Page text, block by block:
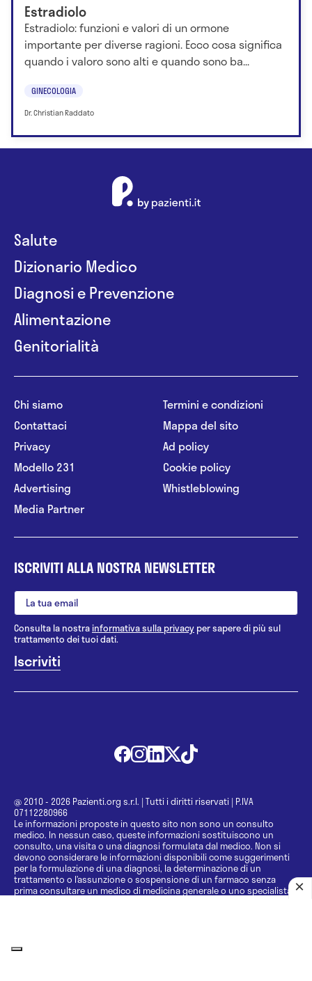
Estradiolo
Estradiolo: funzioni e valori di un ormone
importante per diverse ragioni. Ecco cosa significa
quando i valoro sono alti e quando sono ba...
GINECOLOGIA
Dr. Christian Raddato
Salute
Dizionario Medico
Diagnosi e Prevenzione
Alimentazione
Genitorialità
Chi siamo
Contattaci
Privacy
Modello 231
Advertising
Media Partner
Termini e condizioni
Mappa del sito
Ad policy
Cookie policy
Whistleblowing
ISCRIVITI ALLA NOSTRA NEWSLETTER
Consulta la nostrainformativa sulla privacy per sapere di più sul
trattamento dei tuoi dati.
@ 2010 - 2026 Pazienti.org s.r.l. | Tutti i diritti riservati | P.IVA
07112280966
Le informazioni proposte in questo sito non sono un consulto
medico. In nessun caso, queste informazioni sostituiscono un
consulto, una visita o una diagnosi formulata dal medico. Non si
devono considerare le informazioni disponibili come suggerimenti
per la formulazione di una diagnosi, la determinazione di un
trattamento o l’assunzione o sospensione di un farmaco senza
prima consultare un medico di medicina generale o uno specialista.